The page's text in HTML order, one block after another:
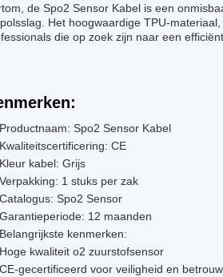
de Spo2 Sensor Kabel is een
Het hoogwaardige TPU-
die op zoek zijn naar een
Productnaam: Spo2 Sensor Kabel
Kwaliteitscertificering: CE
Kleur kabel: Grijs
Verpakking: 1 stuks per zak
Catalogus: Spo2 Sensor
Garantieperiode: 12 maanden
Belangrijkste kenmerken:
Hoge kwaliteit o2 zuurstofsensor
CE-gecertificeerd voor veiligheid en